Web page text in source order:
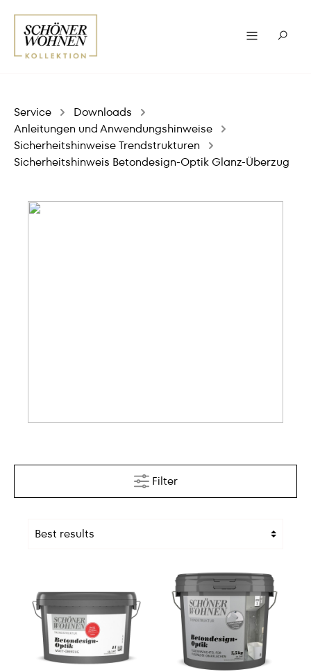
Service
Downloads
Anleitungen und Anwendungshinweise
Sicherheitshinweise Trendstrukturen
Sicherheitshinweis Betondesign-Optik Glanz-Überzug
Filter